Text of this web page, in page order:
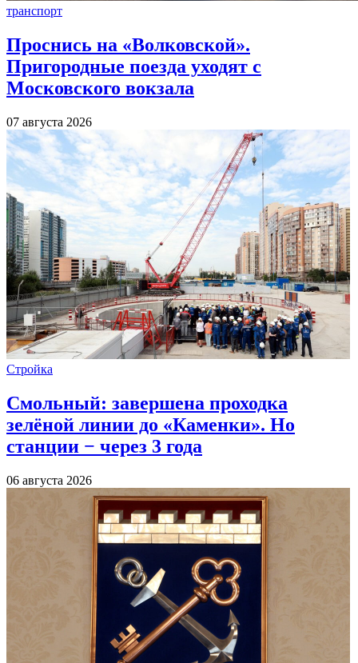
транспорт
Проснись на «Волковской».
Пригородные поезда уходят с
Московского вокзала
07 августа 2026
Стройка
Смольный: завершена проходка
зелёной линии до «Каменки». Но
станции − через 3 года
06 августа 2026